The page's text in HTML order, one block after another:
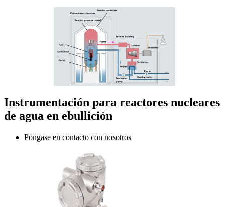
Instrumentación para reactores nucleares
de agua en ebullición
Póngase en contacto con nosotros